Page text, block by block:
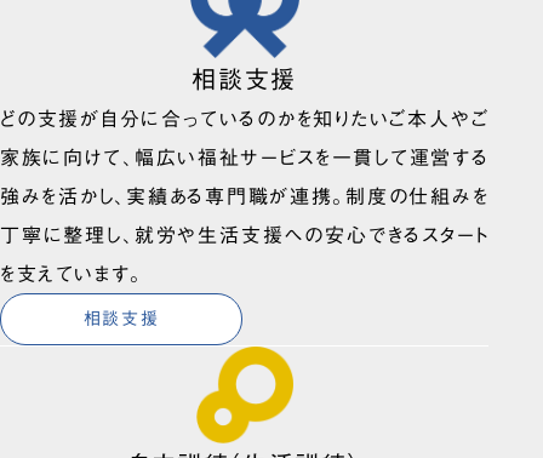
相談支援
どの支援が自分に合っているのかを知りたいご本人やご
家族に向けて、幅広い福祉サービスを一貫して運営する
強みを活かし、実績ある専門職が連携。制度の仕組みを
丁寧に整理し、就労や生活支援への安心できるスタート
を支えています。
相談支援